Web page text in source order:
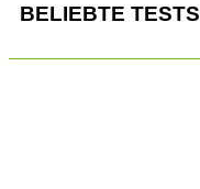
BELIEBTE TESTS